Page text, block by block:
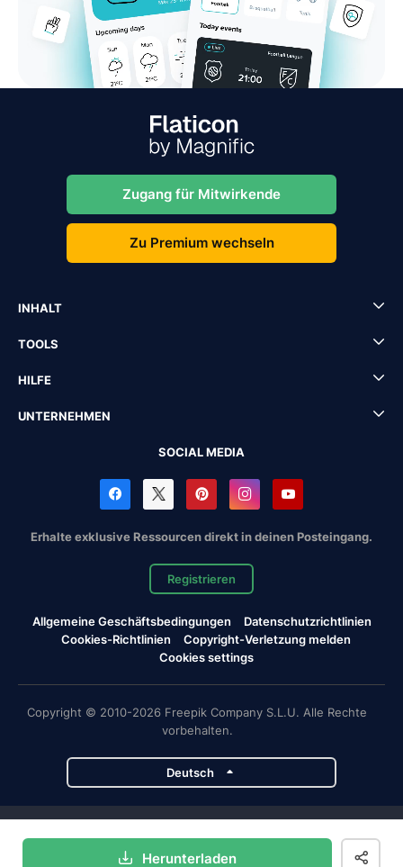
Herunterladen
Zugang für Mitwirkende
Zu Premium wechseln
INHALT
TOOLS
HILFE
UNTERNEHMEN
SOCIAL MEDIA
Erhalte exklusive Ressourcen direkt in deinen Posteingang.
Registrieren
Allgemeine Geschäftsbedingungen
Datenschutzrichtlinien
Cookies-Richtlinien
Copyright-Verletzung melden
Cookies settings
Copyright © 2010-2026 Freepik Company S.L.U. Alle Rechte
vorbehalten.
Deutsch